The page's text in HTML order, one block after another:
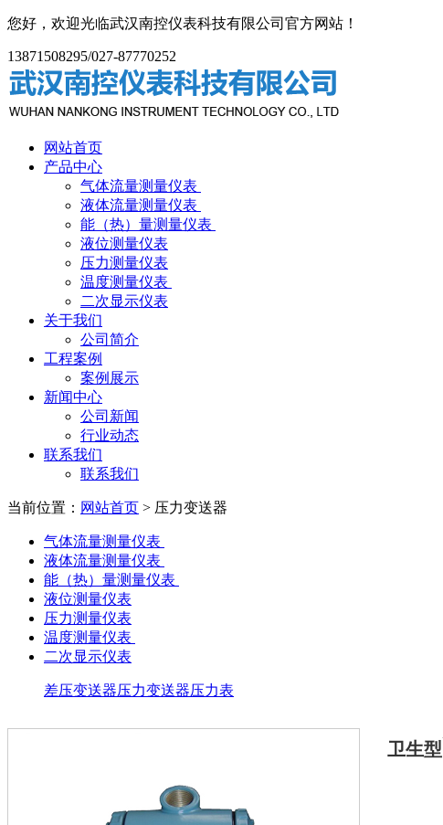
您好，欢迎光临武汉南控仪表科技有限公司官方网站！
13871508295/027-87770252
网站首页
产品中心
气体流量测量仪表
液体流量测量仪表
能（热）量测量仪表
液位测量仪表
压力测量仪表
温度测量仪表
二次显示仪表
关于我们
公司简介
工程案例
案例展示
新闻中心
公司新闻
行业动态
联系我们
联系我们
当前位置： 网站首页 > 压力变送器
气体流量测量仪表
液体流量测量仪表
能（热）量测量仪表
液位测量仪表
压力测量仪表
温度测量仪表
二次显示仪表
差压变送器压力变送器压力表
卫生型